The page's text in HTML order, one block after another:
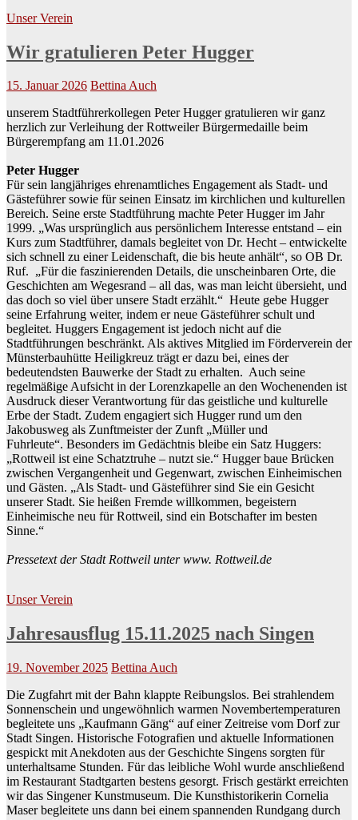
Unser Verein
Wir gratulieren Peter Hugger
15. Januar 2026 Bettina Auch
unserem Stadtführerkollegen Peter Hugger gratulieren wir ganz
herzlich zur Verleihung der Rottweiler Bürgermedaille beim
Bürgerempfang am 11.01.2026
Peter Hugger
Für sein langjähriges ehrenamtliches Engagement als Stadt- und
Gästeführer sowie für seinen Einsatz im kirchlichen und kulturellen
Bereich. Seine erste Stadtführung machte Peter Hugger im Jahr
1999. „Was ursprünglich aus persönlichem Interesse entstand – ein
Kurs zum Stadtführer, damals begleitet von Dr. Hecht – entwickelte
sich schnell zu einer Leidenschaft, die bis heute anhält“, so OB Dr.
Ruf. „Für die faszinierenden Details, die unscheinbaren Orte, die
Geschichten am Wegesrand – all das, was man leicht übersieht, und
das doch so viel über unsere Stadt erzählt.“ Heute gebe Hugger
seine Erfahrung weiter, indem er neue Gästeführer schult und
begleitet. Huggers Engagement ist jedoch nicht auf die
Stadtführungen beschränkt. Als aktives Mitglied im Förderverein der
Münsterbauhütte Heiligkreuz trägt er dazu bei, eines der
bedeutendsten Bauwerke der Stadt zu erhalten. Auch seine
regelmäßige Aufsicht in der Lorenzkapelle an den Wochenenden ist
Ausdruck dieser Verantwortung für das geistliche und kulturelle
Erbe der Stadt. Zudem engagiert sich Hugger rund um den
Jakobusweg als Zunftmeister der Zunft „Müller und
Fuhrleute“. Besonders im Gedächtnis bleibe ein Satz Huggers:
„Rottweil ist eine Schatztruhe – nutzt sie.“ Hugger baue Brücken
zwischen Vergangenheit und Gegenwart, zwischen Einheimischen
und Gästen. „Als Stadt- und Gästeführer sind Sie ein Gesicht
unserer Stadt. Sie heißen Fremde willkommen, begeistern
Einheimische neu für Rottweil, sind ein Botschafter im besten
Sinne.“
Pressetext der Stadt Rottweil unter www. Rottweil.de
Unser Verein
Jahresausflug 15.11.2025 nach Singen
19. November 2025 Bettina Auch
Die Zugfahrt mit der Bahn klappte Reibungslos. Bei strahlendem
Sonnenschein und ungewöhnlich warmen Novembertemperaturen
begleitete uns „Kaufmann Gäng“ auf einer Zeitreise vom Dorf zur
Stadt Singen. Historische Fotografien und aktuelle Informationen
gespickt mit Anekdoten aus der Geschichte Singens sorgten für
unterhaltsame Stunden. Für das leibliche Wohl wurde anschließend
im Restaurant Stadtgarten bestens gesorgt. Frisch gestärkt erreichten
wir das Singener Kunstmuseum. Die Kunsthistorikerin Cornelia
Maser begleitete uns dann bei einem spannenden Rundgang durch